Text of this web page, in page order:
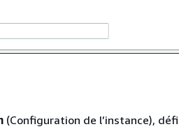
(Configuration de l’instance),